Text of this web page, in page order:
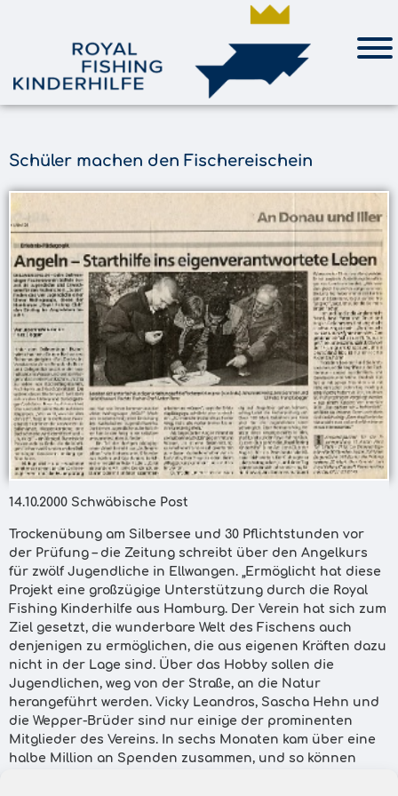
Schüler machen den Fischereischein
14.10.2000 Schwäbische Post
Trockenübung am Silbersee und 30 Pflichtstunden vor
der Prüfung – die Zeitung schreibt über den Angelkurs
für zwölf Jugendliche in Ellwangen. „Ermöglicht hat diese
Projekt eine großzügige Unterstützung durch die Royal
Fishing Kinderhilfe aus Hamburg. Der Verein hat sich zum
Ziel gesetzt, die wunderbare Welt des Fischens auch
denjenigen zu ermöglichen, die aus eigenen Kräften dazu
nicht in der Lage sind. Über das Hobby sollen die
Jugendlichen, weg von der Straße, an die Natur
herangeführt werden. Vicky Leandros, Sascha Hehn und
die Wepper-Brüder sind nur einige der prominenten
Mitglieder des Vereins. In sechs Monaten kam über eine
halbe Million an Spenden zusammen, und so können